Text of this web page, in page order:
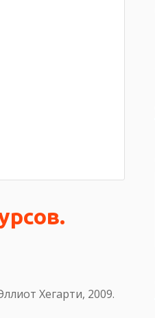
Хегарти, 2009.